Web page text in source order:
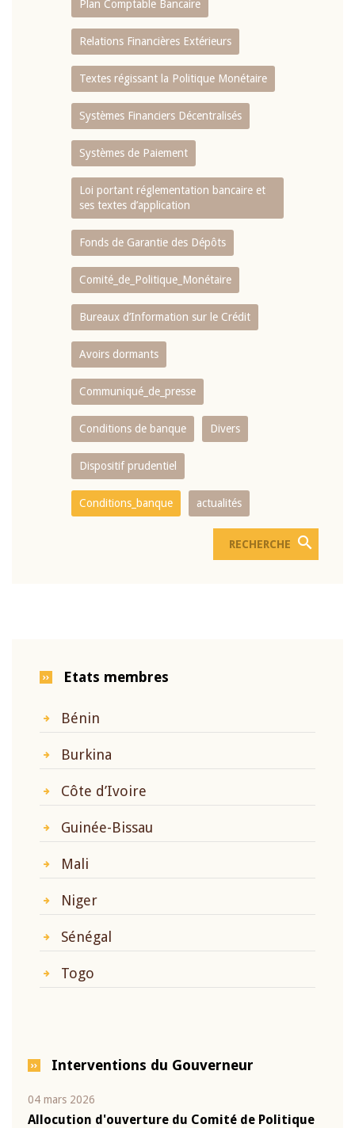
Plan Comptable Bancaire
Relations Financières Extérieurs
Textes régissant la Politique Monétaire
Systèmes Financiers Décentralisés
Systèmes de Paiement
Loi portant réglementation bancaire et
ses textes d’application
Fonds de Garantie des Dépôts
Comité_de_Politique_Monétaire
Bureaux d’Information sur le Crédit
Avoirs dormants
Communiqué_de_presse
Conditions de banque Divers
Dispositif prudentiel
Conditions_banque actualités
Etats membres
Bénin
Burkina
Côte d’Ivoire
Guinée-Bissau
Mali
Niger
Sénégal
Togo
Interventions du Gouverneur
04 mars 2026
Allocution d'ouverture du Comité de Politique